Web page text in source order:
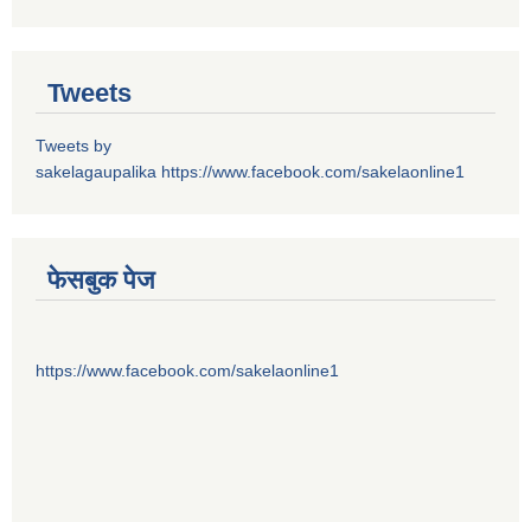
Tweets
Tweets by
sakelagaupalika https://www.facebook.com/sakelaonline1
फेसबुक पेज
https://www.facebook.com/sakelaonline1